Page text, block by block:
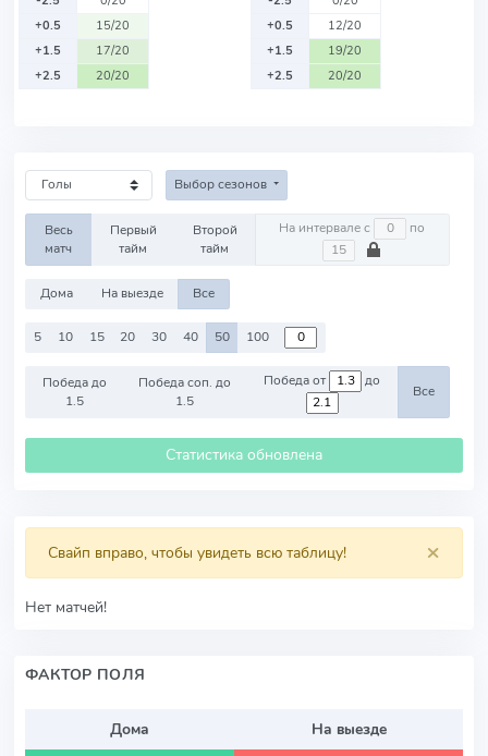
+0.5
15/20
+1.5
17/20
+2.5
20/20
+0.5
12/20
+1.5
19/20
+2.5
20/20
Выбор сезонов
Весь
матч
Первый
тайм
Второй
тайм
На интервале с по
Дома На выезде Все
5 10 15 20 30 40 50 100
Победа до
1.5
Победа соп. до
1.5
Победа от до
Все
Статистика обновлена
×
Свайп вправо, чтобы увидеть всю таблицу!
Нет матчей!
ФАКТОР ПОЛЯ
Дома
На выезде